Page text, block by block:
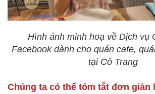
Hình ảnh minh hoạ về Dịch vụ
Facebook dành cho quán cafe,
tại Cô Trang
Chúng ta có thể tóm tắt đơn giản